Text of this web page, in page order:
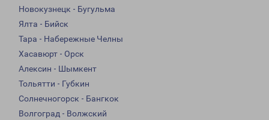
Новокузнецк - Бугульма
Ялта - Бийск
Тара - Набережные Челны
Хасавюрт - Орск
Алексин - Шымкент
Тольятти - Губкин
Солнечногорск - Бангкок
Волгоград - Волжский